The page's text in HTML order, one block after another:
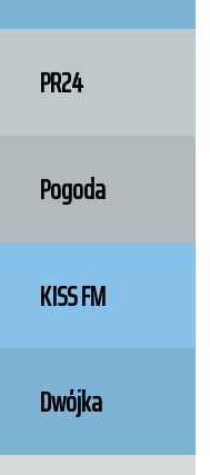
PR24
Pogoda
KISS FM
Dwójka